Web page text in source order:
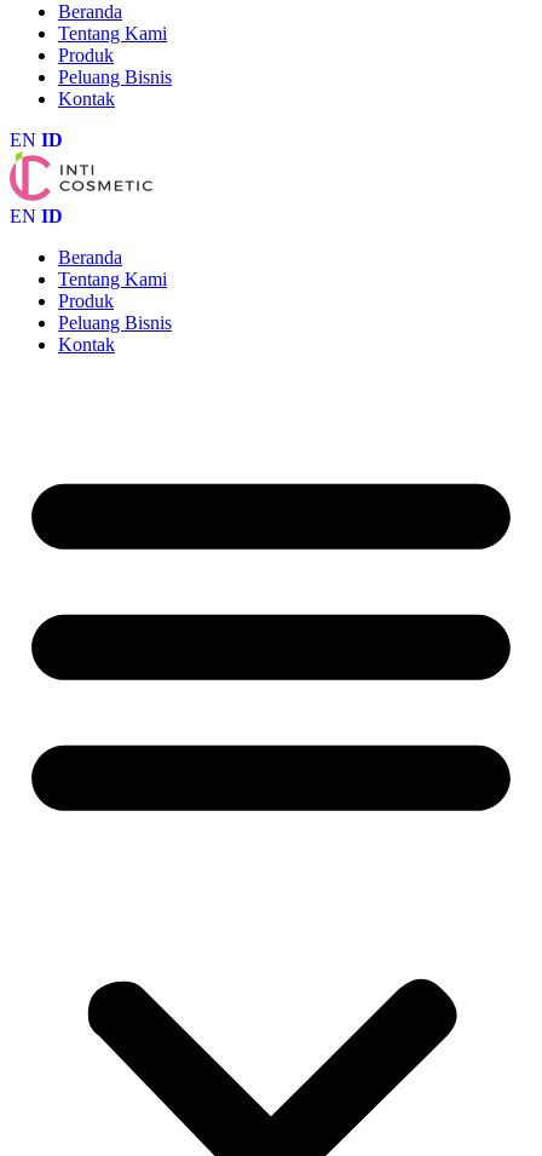
Beranda
Tentang Kami
Produk
Peluang Bisnis
Kontak
EN ID
EN ID
Beranda
Tentang Kami
Produk
Peluang Bisnis
Kontak